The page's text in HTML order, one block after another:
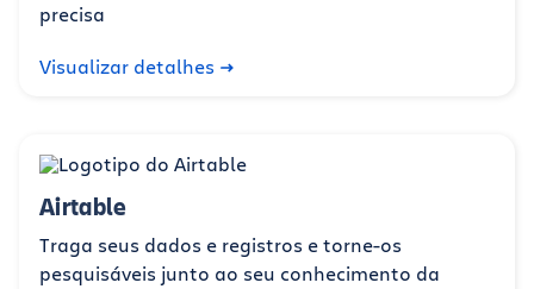
precisa
Visualizar detalhes
Airtable
Traga seus dados e registros e torne-os
pesquisáveis junto ao seu conhecimento da